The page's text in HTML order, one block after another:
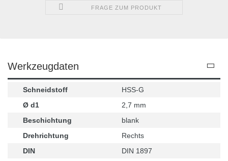
FRAGE ZUM PRODUKT
Werkzeugdaten
Schneidstoff
HSS-G
Ø d1
2,7 mm
Beschichtung
blank
Drehrichtung
Rechts
DIN
DIN 1897